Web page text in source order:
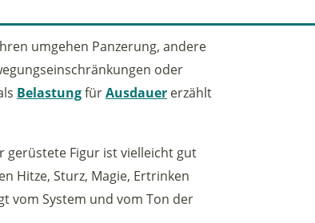
umgehen Panzerung, andere
oder
BelastungfürAusdauererzählt
gerüstete Figur ist vielleicht gut
Hitze, Sturz, Magie, Ertrinken
vom System und vom Ton der